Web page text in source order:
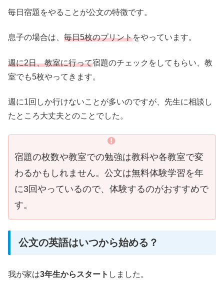
毎日宿題をやることが公文の特徴です。
息子の場合は、 毎日5枚のプリントをやっています。
週に2日、教室に行って宿題のチェックをしてもらい、教
室でも5枚やってきます。
週に1回しか行けないことが多いのですが、先生に相談し
たところ大丈夫とのことでした。
宿題の枚数や教室での勉強は教科や各教室で変
わるかもしれません。公文は無料体験学習を年
に3回やっているので、体験するのがおすすめで
す。
公文の英語はいつから始める？
我が家は3年生からスタート しました。